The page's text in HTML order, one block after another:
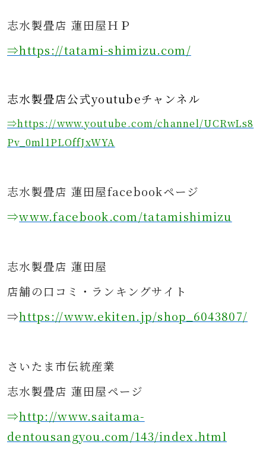
志水製畳店 蓮田屋ＨＰ
⇒https://tatami-shimizu.com/
志水製畳店公式youtubeチャンネル
⇒https://www.youtube.com/channel/UCRwLs8
Pv_0ml1PLOffJxWYA
志水製畳店 蓮田屋facebookページ
⇒www.facebook.com/tatamishimizu
志水製畳店 蓮田屋
店舗の口コミ・ランキングサイト
⇒https://www.ekiten.jp/shop_6043807/
さ いたま市伝統産業
志水製畳店 蓮田屋ページ
⇒http://www.saitama-
dentousangyou.com/143/index.html